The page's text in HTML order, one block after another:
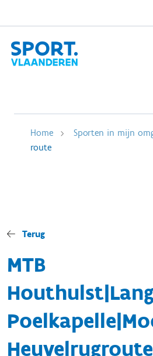
Home Sporten in mijn
route
Terug
MTB